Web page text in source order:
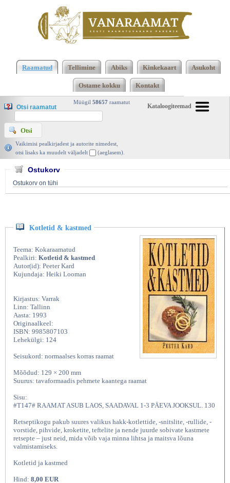
kastmed, Peeter Kard, Varrak 1993 | vanaraamat.
Raamatud Tellimine Abiks Kinkekaart Asukoht
Ostame kokku Kontakt
Kataloogiteemad
Müügil 58657 raamatut
Otsi raamatut
Vaikimisi pealkirjadest ja autorite nimedest,
otsi lisaks ka muudelt väljadelt
(aeglasem).
Ostukorv
Ostukorv on tühi
Kotletid & kastmed
Teema: Kokaraamatud
Pealkiri: Kotletid & kastmed
Autor(id): Peeter Kard
Kujundaja: Heiki Looman
Kirjastus: Varrak
Linn: Tallinn
Aasta: 1993
Originaalkeel:
ISBN: 9985807103
Lehekülgi: 124
Seisukord: normaalses korras raamat
Mõõdud: 129 × 200 mm
Suurus: tavaformaadis pehmete kaantega raamat
Sisu:
#T147# RAAMAT ASUB LAOS, SAADAVAL 1-3 PÄEVA JOOKSUL. 130
Retseptikogu pakub suures valikus hakk-kotlettide, -snitslite, -rullide, -
vorstide, pihvide, kroketite, teftelite ja nende juurde sobivate kastmete
retsepte – just neid, mida võib vaja minna lihtsa ja maitsva lõuna
valmistamiseks.
Kotletid ja kastmed
Hind: 8,00 EUR